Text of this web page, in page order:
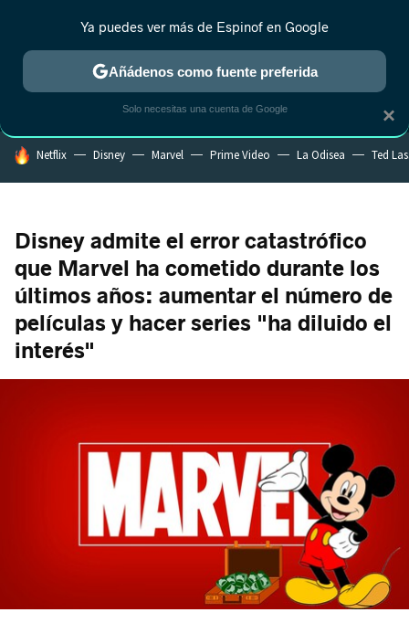
MENÚ NUEVO
ESTRENOS REALITY ANIME RANKINGS CINE
HOY SE HABLA DE
Netflix Disney Marvel Prime Video La Odisea Ted
Disney admite el error catastrófico
que Marvel ha cometido durante los
últimos años: aumentar el número de
películas y hacer series "ha diluido el
interés"
×
Ya puedes ver más de Espinof en Google
Añádenos como fuente preferida
Solo necesitas una cuenta de Google